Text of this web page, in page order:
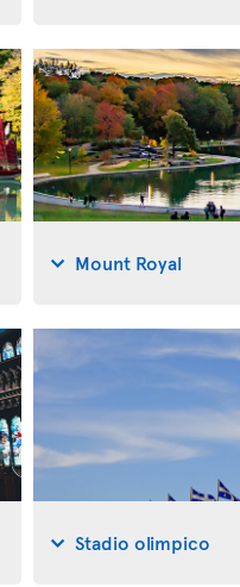
Mount Royal
Stadio olimpico